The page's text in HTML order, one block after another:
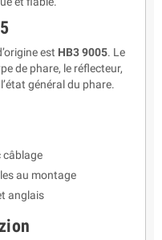
est HB3 9005. Le
de phare, le réflecteur,
général du phare.
câblage
au montage
anglais